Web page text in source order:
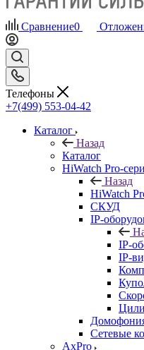
Сравнение0
Телефоны
+7(499) 553-04-42
Каталог
Назад
Каталог
HiWatch Pro-
Назад
HiWatch
CКУД
IP-
IP-
IP-
Сетевые
AxPro